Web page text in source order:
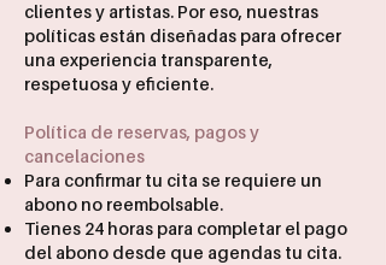
clientes y artistas. Por eso, nuestras
políticas están diseñadas para ofrecer
una experiencia transparente,
respetuosa y eficiente.
Política de reservas, pagos y
cancelaciones
Para confirmar tu cita se requiere un
abono no reembolsable.
Tienes 24 horas para completar el pago
del abono desde que agendas tu cita.